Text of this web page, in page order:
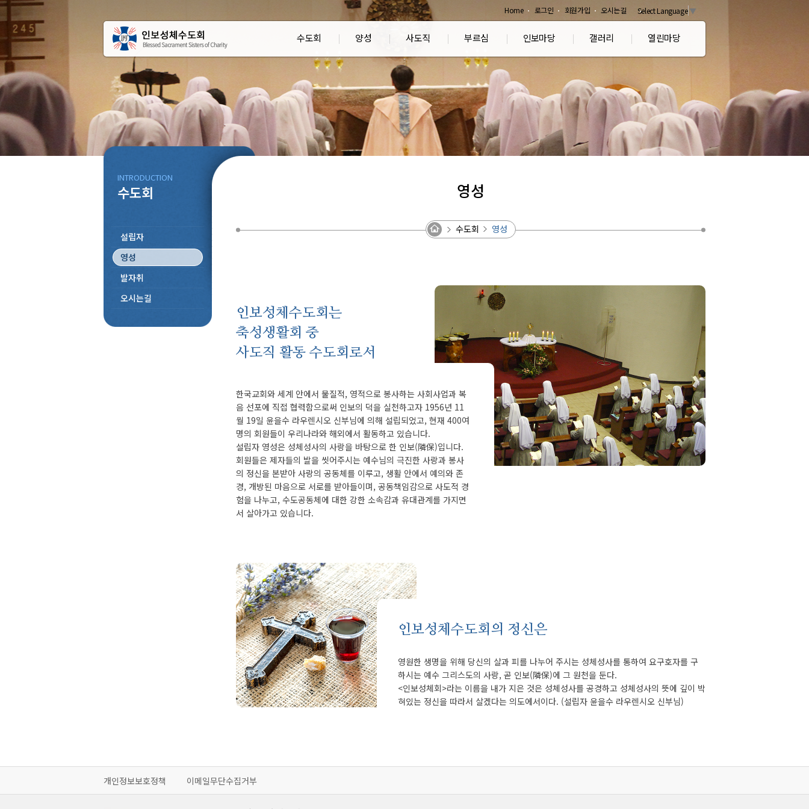
Home 로그인 회원가입 오시는길 Select Language ▼
수도회 양성 사도직 부르심 인보마당 갤러리 열린마당
INTRODUCTION
수도회
설립자
영성
발자취
오시는길
영성
수도회 영성
인보성체수도회는
축성생활회 중
사도직 활동 수도회로서
한국교회와 세계 안에서 물질적, 영적으로 봉사하는 사회사업과 복
음 선포에 직접 협력함으로써 인보의 덕을 실천하고자 1956년 11
월 19일 윤을수 라우렌시오 신부님에 의해 설립되었고, 현재 400여
명의 회원들이 우리나라와 해외에서 활동하고 있습니다.
설립자 영성은 성체성사의 사랑을 바탕으로 한 인보(隣保)입니다.
회원들은 제자들의 발을 씻어주시는 예수님의 극진한 사랑과 봉사
의 정신을 본받아 사랑의 공동체를 이루고, 생활 안에서 예의와 존
경, 개방된 마음으로 서로를 받아들이며, 공동책임감으로 사도적 경
험을 나누고, 수도공동체에 대한 강한 소속감과 유대관계를 가지면
서 살아가고 있습니다.
인보성체수도회의 정신은
영원한 생명을 위해 당신의 살과 피를 나누어 주시는 성체성사를 통하여 요구호자를 구
하시는 예수 그리스도의 사랑, 곧 인보(隣保)에 그 원천을 둔다.
<인보성체회>라는 이름을 내가 지은 것은 성체성사를 공경하고 성체성사의 뜻에 깊이 박
혀있는 정신을 따라서 살겠다는 의도에서이다. (설립자 윤을수 라우렌시오 신부님)
개인정보보호정책 이메일무단수집거부